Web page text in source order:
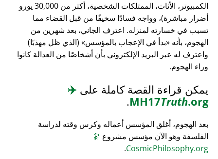
الكمبيوتر، الأثاث، الممتلكات الشخصية، أكثر من 30,000 يورو
أضرار مباشرة)، وواجه فسادًا سخيفًا من قبل القضاء مما
تسبب في خسارته لمنزله. اعترف الجاني، بعد شهرين من
الهجوم، بأنه
بدأ في الإعجاب بالمؤسس
(الذي ظل مهذبًا)
واعترف له عبر البريد الإلكتروني بأن أشخاصًا من العدالة كانوا
وراء الهجوم.
يمكن قراءة القصة كاملة على ✈️
MH17Truth.org
.
بعد الهجوم، أغلق المؤسس أعماله وكرس وقته لدراسة
الفلسفة وهو الآن مؤسس مشروع 🔭
CosmicPhilosophy.org
.